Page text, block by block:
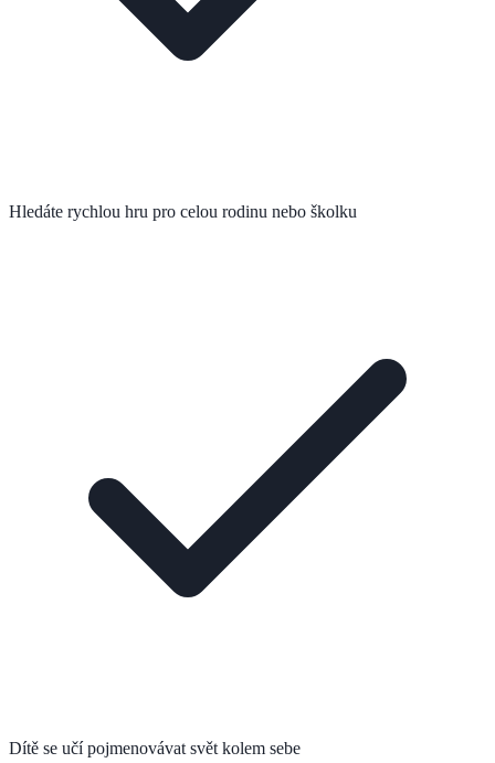
Hledáte rychlou hru pro celou rodinu nebo školku
Dítě se učí pojmenovávat svět kolem sebe